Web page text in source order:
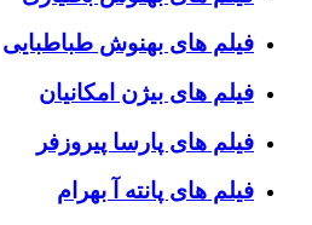
فیلم های بهنوش طباطبایی
فیلم های بیژن امکانیان
فیلم های پارسا پیروزفر
فیلم های پانته آ بهرام